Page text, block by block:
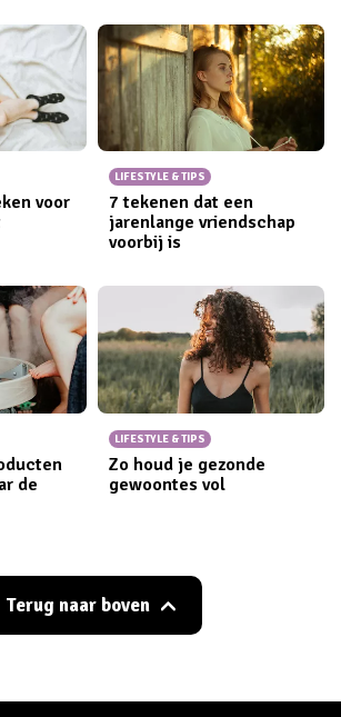
voor
LIFESTYLE & TIPS
7 tekenen dat een
jarenlange vriendschap
voorbij is
de
LIFESTYLE & TIPS
Zo houd je gezonde
gewoontes vol
Terug naar boven